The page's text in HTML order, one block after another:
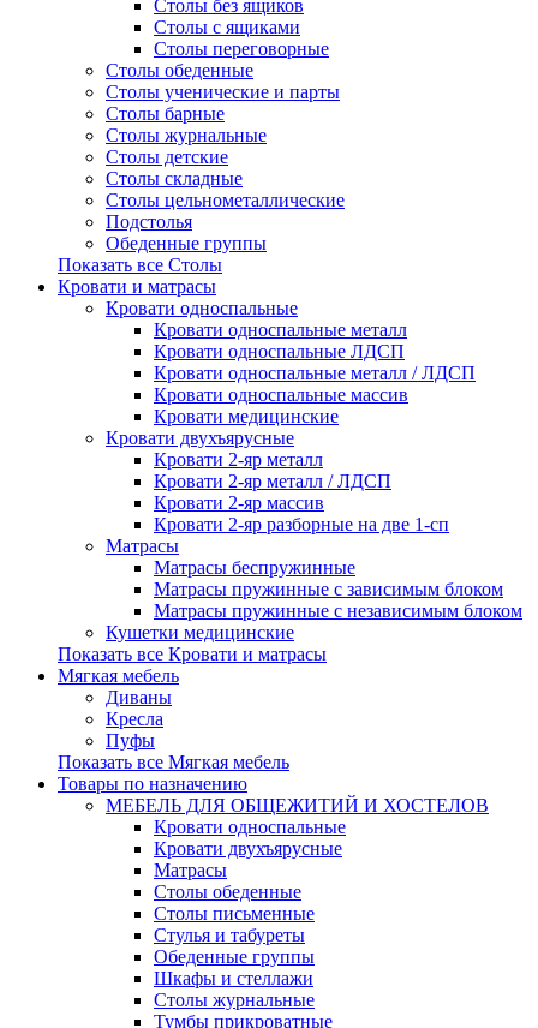
Столы без ящиков
Столы с ящиками
Столы переговорные
Столы обеденные
Столы ученические и парты
Столы барные
Столы журнальные
Столы детские
Столы складные
Столы цельнометаллические
Подстолья
Обеденные группы
Показать все Столы
Кровати и матрасы
Кровати односпальные
Кровати односпальные металл
Кровати односпальные ЛДСП
Кровати односпальные металл / ЛДСП
Кровати односпальные массив
Кровати медицинские
Кровати двухъярусные
Кровати 2-яр металл
Кровати 2-яр металл / ЛДСП
Кровати 2-яр массив
Кровати 2-яр разборные на две 1-сп
Матрасы
Матрасы беспружинные
Матрасы пружинные с зависимым блоком
Матрасы пружинные с независимым блоком
Кушетки медицинские
Показать все Кровати и матрасы
Мягкая мебель
Диваны
Кресла
Пуфы
Показать все Мягкая мебель
Товары по назначению
МЕБЕЛЬ ДЛЯ ОБЩЕЖИТИЙ И ХОСТЕЛОВ
Кровати односпальные
Кровати двухъярусные
Матрасы
Столы обеденные
Столы письменные
Стулья и табуреты
Обеденные группы
Шкафы и стеллажи
Столы журнальные
Тумбы прикроватные